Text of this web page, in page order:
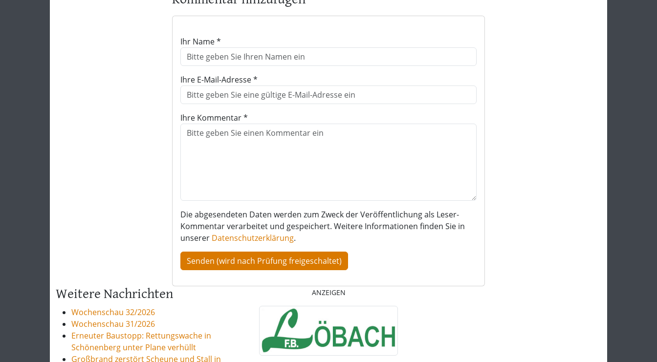
Ihr Name *
Ihre E-Mail-Adresse *
Ihre Kommentar *
Die abgesendeten Daten werden zum Zweck der Veröffentlichung als Leser-
Kommentar verarbeitet und gespeichert. Weitere Informationen finden Sie in
unserer Datenschutzerklärung.
Weitere Nachrichten
Wochenschau 32/2026
Wochenschau 31/2026
Erneuter Baustopp: Rettungswache in
Schönenberg unter Plane verhüllt
Großbrand zerstört Scheune und Stall in
ANZEIGEN